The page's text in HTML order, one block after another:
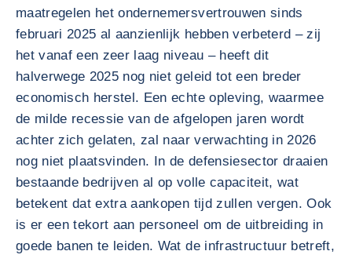
maatregelen het ondernemersvertrouwen sinds
februari 2025 al aanzienlijk hebben verbeterd – zij
het vanaf een zeer laag niveau – heeft dit
halverwege 2025 nog niet geleid tot een breder
economisch herstel. Een echte opleving, waarmee
de milde recessie van de afgelopen jaren wordt
achter zich gelaten, zal naar verwachting in 2026
nog niet plaatsvinden. In de defensiesector draaien
bestaande bedrijven al op volle capaciteit, wat
betekent dat extra aankopen tijd zullen vergen. Ook
is er een tekort aan personeel om de uitbreiding in
goede banen te leiden. Wat de infrastructuur betreft,